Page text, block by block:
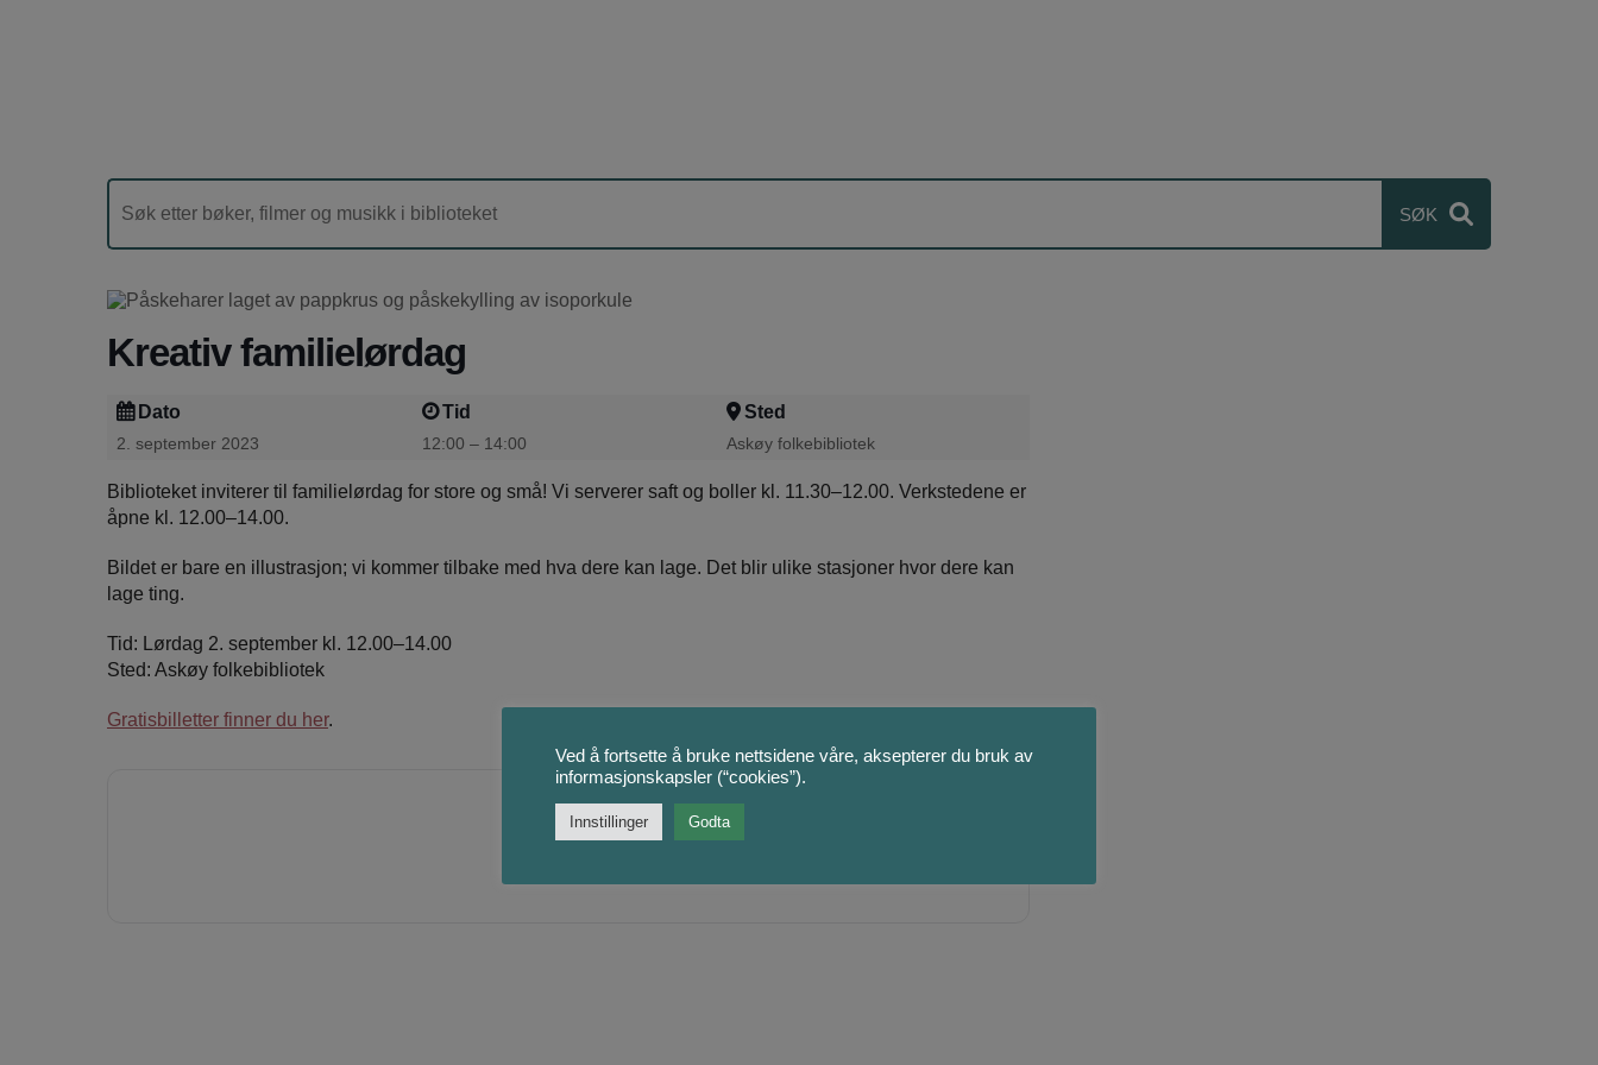
Kreativ familielørdag
Dato
2. september 2023
Tid
12:00 – 14:00
Sted
Askøy folkebibliotek
Biblioteket inviterer til familielørdag for store og små! Vi serverer saft og boller kl. 11.30–12.00. Verkstedene er
åpne kl. 12.00–14.00.
Bildet er bare en illustrasjon; vi kommer tilbake med hva dere kan lage. Det blir ulike stasjoner hvor dere kan
lage ting.
Tid: Lørdag 2. september kl. 12.00–14.00
Sted: Askøy folkebibliotek
Gratisbilletter finner du her.
+ Legg til i Google Kalender
Ved å fortsette å bruke nettsidene våre, aksepterer du bruk av
informasjonskapsler (“cookies”).
Innstillinger Godta